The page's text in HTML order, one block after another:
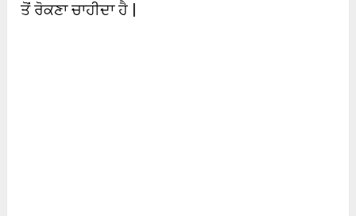
ਤੋਂ ਰੋਕਣਾ ਚਾਹੀਦਾ ਹੈ |